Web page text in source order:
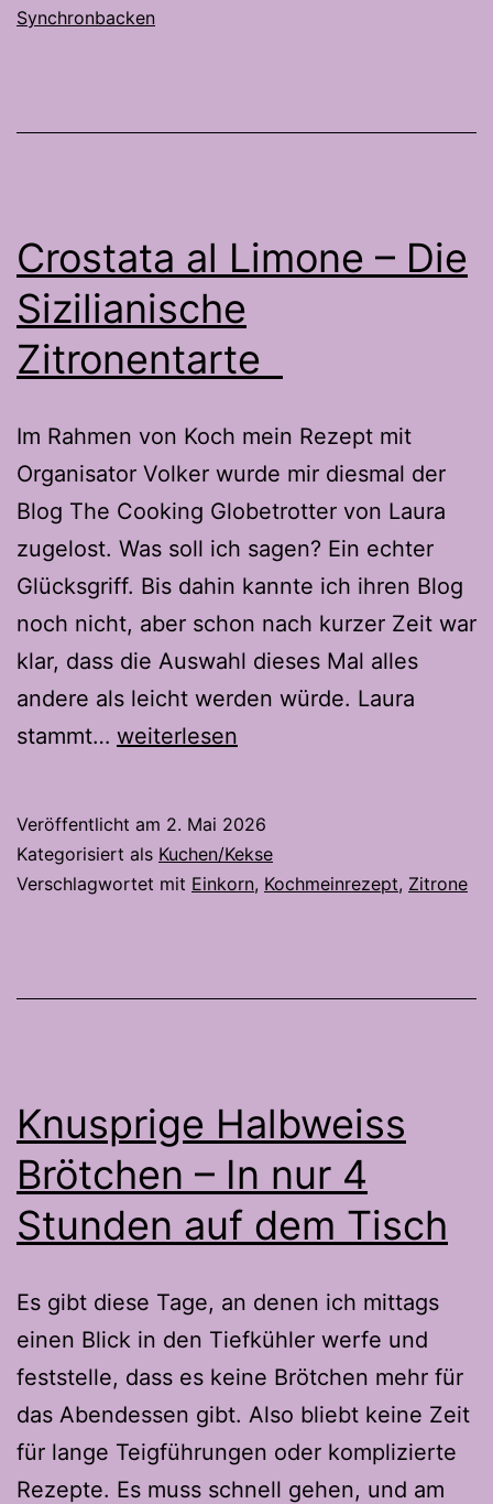
Synchronbacken
Crostata al Limone – Die
Sizilianische
Zitronentarte
Im Rahmen von Koch mein Rezept mit
Organisator Volker wurde mir diesmal der
Blog The Cooking Globetrotter von Laura
zugelost. Was soll ich sagen? Ein echter
Glücksgriff. Bis dahin kannte ich ihren Blog
noch nicht, aber schon nach kurzer Zeit war
klar, dass die Auswahl dieses Mal alles
andere als leicht werden würde. Laura
stammt… Crostata
–
Die
weiterlesen
Veröffentlicht am 2. Mai 2026
Kategorisiert als Kuchen/Kekse
Verschlagwortet mit Einkorn, Kochmeinrezept, Zitrone
Knusprige Halbweiss
Brötchen – In nur 4
Stunden auf dem Tisch
Es gibt diese Tage, an denen ich mittags
einen Blick in den Tiefkühler werfe und
feststelle, dass es keine Brötchen mehr für
das Abendessen gibt. Also bliebt keine Zeit
für lange Teigführungen oder komplizierte
Rezepte. Es muss schnell gehen, und am